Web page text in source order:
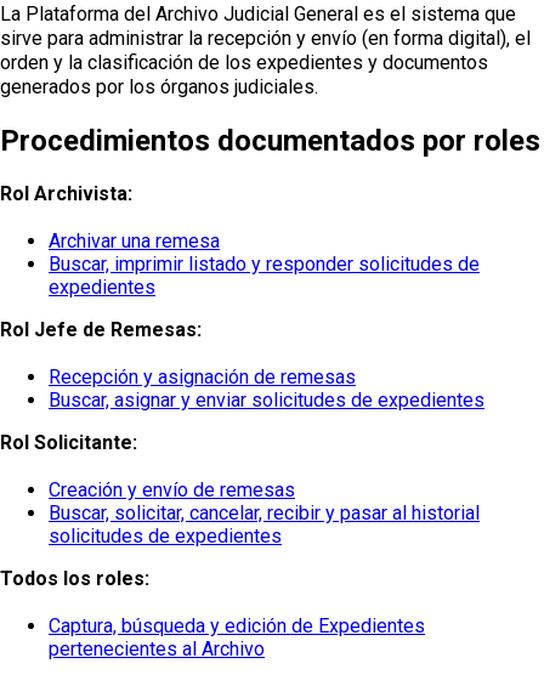
La Plataforma del Archivo Judicial General es el sistema que
sirve para administrar la recepción y envío (en forma digital), el
orden y la clasificación de los expedientes y documentos
generados por los órganos judiciales.
Procedimientos documentados por roles
Rol Archivista:
Archivar una remesa
Buscar, imprimir listado y responder solicitudes de
expedientes
Rol Jefe de Remesas:
Recepción y asignación de remesas
Buscar, asignar y enviar solicitudes de expedientes
Rol Solicitante:
Creación y envío de remesas
Buscar, solicitar, cancelar, recibir y pasar al historial
solicitudes de expedientes
Todos los roles:
Captura, búsqueda y edición de Expedientes
pertenecientes al Archivo